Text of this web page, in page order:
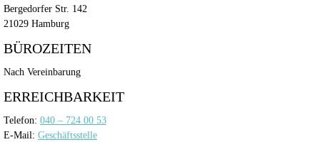
Bergedorfer Str. 142
21029 Hamburg
BÜROZEITEN
Nach Vereinbarung
ERREICHBARKEIT
Telefon: 040 – 724 00 53
E-Mail: Geschäftsstelle